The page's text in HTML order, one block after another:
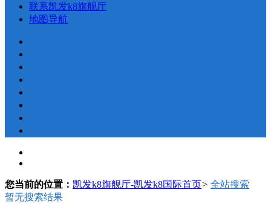
联系凯发k8旗舰厅
地图导航
您当前的位置： 凯发k8旗舰厅-凯发k8国际首页> 全站搜索
暂无搜索结果